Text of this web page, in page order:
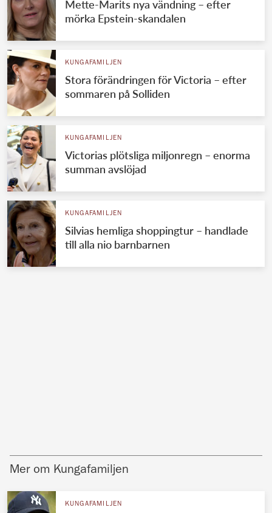
Mette-Marits nya vändning – efter
mörka Epstein-skandalen
KUNGAFAMILJEN
Stora förändringen för Victoria – efter
sommaren på Solliden
KUNGAFAMILJEN
Victorias plötsliga miljonregn – enorma
summan avslöjad
KUNGAFAMILJEN
Silvias hemliga shoppingtur – handlade
till alla nio barnbarnen
Mer om Kungafamiljen
KUNGAFAMILJEN